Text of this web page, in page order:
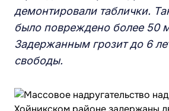
демонтировали таблички.
было повреждено более 50
Задержанным грозит до 6
свободы.